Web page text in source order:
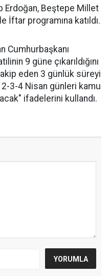
Erdoğan, Beştepe Millet
İftar programına katıldı.
Cumhurbaşkanı
9 güne çıkarıldığını
eden 3 günlük süreyi
2-3-4 Nisan günleri kamu
ifadelerini kullandı.